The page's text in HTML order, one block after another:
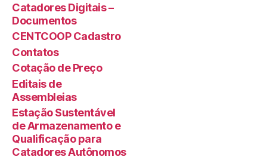
Catadores Digitais –
Documentos
CENTCOOP Cadastro
Contatos
Cotação de Preço
Editais de
Assembleias
Estação Sustentável
de Armazenamento e
Qualificação para
Catadores Autônomos